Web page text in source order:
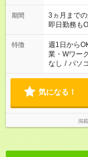
かせくださ
心ください
期間
3ヵ月まで
即日勤務も
特徴 週1日から
業・Wワー
なし / パソ
気になる！
掲